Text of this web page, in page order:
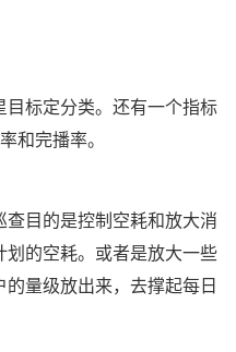
标定分类。还有一个指标
和完播率。
目的是控制空耗和放大消
的空耗。或者是放大一些
量级放出来，去撑起每日